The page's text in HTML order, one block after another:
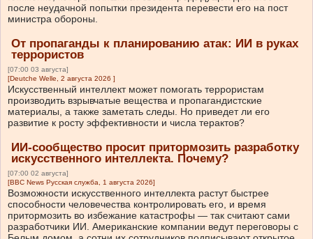
после неудачной попытки президента перевести его на пост
министра обороны.
От пропаганды к планированию атак: ИИ в руках
террористов
[07:00 03 августа]
[Deutche Welle, 2 августа 2026 ]
Искусственный интеллект может помогать террористам
производить взрывчатые вещества и пропагандистские
материалы, а также заметать следы. Но приведет ли его
развитие к росту эффективности и числа терактов?
ИИ-сообщество просит притормозить разработку
искусственного интеллекта. Почему?
[07:00 02 августа]
[BBC News Русская служба, 1 августа 2026]
Возможности искусственного интеллекта растут быстрее
способности человечества контролировать его, и время
притормозить во избежание катастрофы — так считают сами
разработчики ИИ. Американские компании ведут переговоры с